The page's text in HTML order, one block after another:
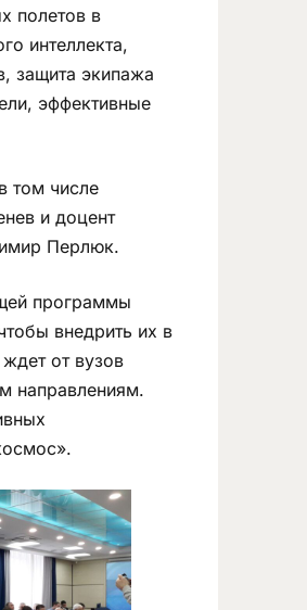
полетов в
интеллекта,
защита экипажа
эффективные
том числе
и доцент
Перлюк.
программы
внедрить их в
от вузов
направлениям.